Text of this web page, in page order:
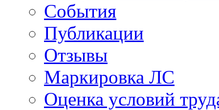
События
Публикации
Отзывы
Маркировка ЛС
Оценка условий